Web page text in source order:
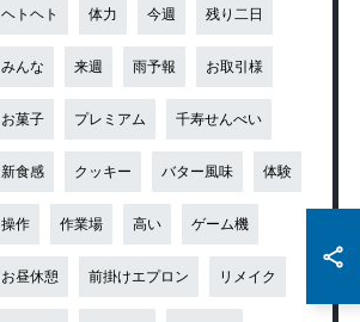
ヘトヘト 体力 今週 残り二日
みんな 来週 雨予報 お取引様
お菓子 プレミアム 千寿せんべい
新食感 クッキー バター風味 体験
操作 作業場 高い ゲーム機
お昼休憩 前掛けエプロン リメイク